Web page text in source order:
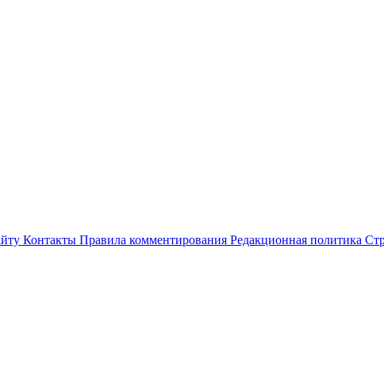
Контакты Правила комментирования Редакционная политика